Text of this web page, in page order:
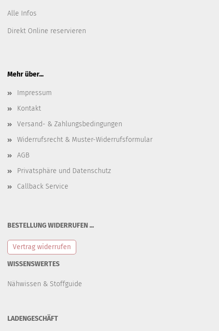
Alle Infos
Direkt Online reservieren
Mehr über...
Impressum
Kontakt
Versand- & Zahlungsbedingungen
Widerrufsrecht & Muster-Widerrufsformular
AGB
Privatsphäre und Datenschutz
Callback Service
BESTELLUNG WIDERRUFEN ...
Vertrag widerrufen
WISSENSWERTES
Nähwissen & Stoffguide
LADENGESCHÄFT